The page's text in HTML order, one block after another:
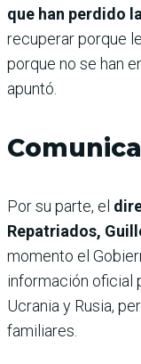
que han perdido
recuperar porque
porque no se han
apuntó.
Por su parte, el
Repatriados,
momento el
información oficial
Ucrania y Rusia,
familiares.